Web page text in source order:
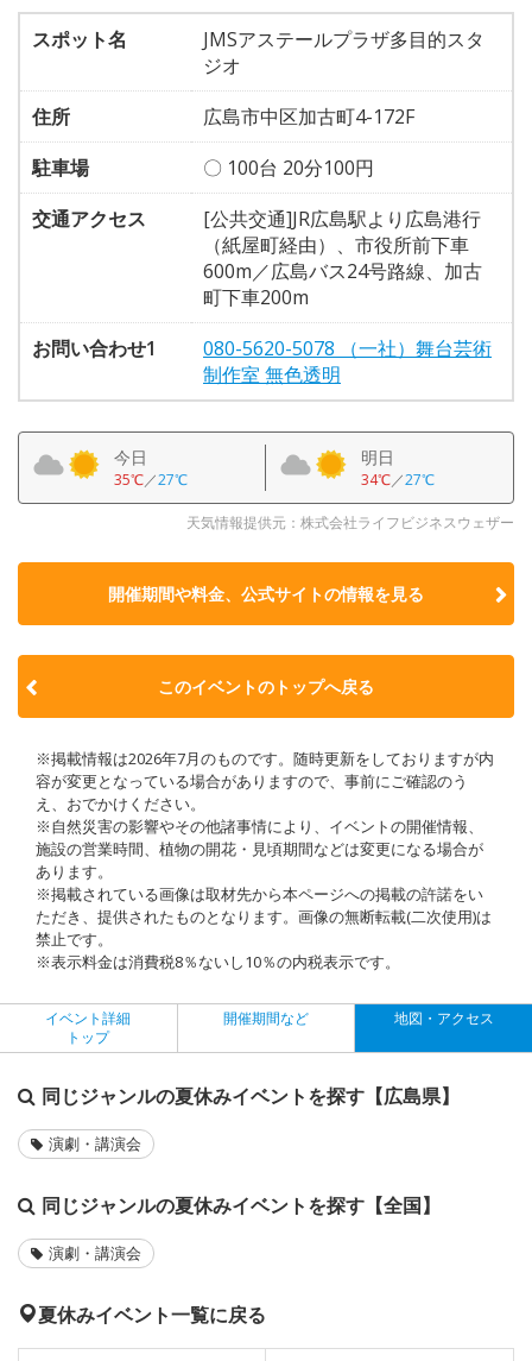
スポット名
JMSアステールプラザ多目的スタ
ジオ
住所
広島市中区加古町4-172F
駐車場
〇 100台 20分100円
交通アクセス
[公共交通]JR広島駅より広島港行
（紙屋町経由）、市役所前下車
600m／広島バス24号路線、加古
町下車200m
お問い合わせ1
080-5620-5078 （一社）舞台芸術
制作室 無色透明
今日
35℃／27℃
明日
34℃／27℃
天気情報提供元：株式会社ライフビジネスウェザー
開催期間や料金、公式サイトの情報を見る
このイベントのトップへ戻る
※掲載情報は2026年7月のものです。随時更新をしておりますが内
容が変更となっている場合がありますので、事前にご確認のう
え、おでかけください。
※自然災害の影響やその他諸事情により、イベントの開催情報、
施設の営業時間、植物の開花・見頃期間などは変更になる場合が
あります。
※掲載されている画像は取材先から本ページへの掲載の許諾をい
ただき、提供されたものとなります。画像の無断転載(二次使用)は
禁止です。
※表示料金は消費税8％ないし10％の内税表示です。
イベント詳細
トップ
開催期間など 地図・アクセス
同じジャンルの夏休みイベントを探す【広島県】
演劇・講演会
同じジャンルの夏休みイベントを探す【全国】
演劇・講演会
夏休みイベント一覧に戻る